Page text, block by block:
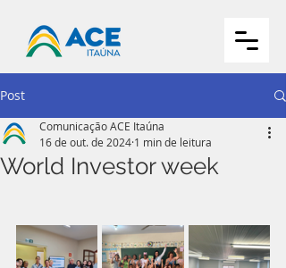
Post
World Investor week
Comunicação ACE Itaúna
16 de out. de 2024 1 min de leitura